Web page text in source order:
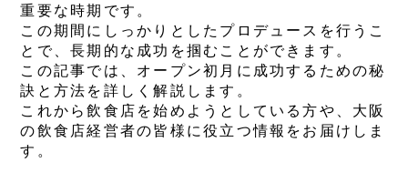
重要な時期です。
この期間にしっかりとしたプロデュースを行うこ
とで、長期的な成功を掴むことができます。
この記事では、オープン初月に成功するための秘
訣と方法を詳しく解説します。
これから飲食店を始めようとしている方や、大阪
の飲食店経営者の皆様に役立つ情報をお届けしま
す。